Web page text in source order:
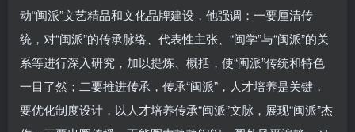
动“闽派”文艺精品和文化品牌建设，他强调：一要厘清传
统，对“闽派”的传承脉络、代表性主张、“闽学”与“闽派”的关
系等进行深入研究，加以提炼、概括，使“闽派”传统和特色
一目了然；二要推进传承，传承“闽派”，人才培养是关键，
要优化制度设计，以人才培养传承“闽派”文脉，展现“闽派”杰